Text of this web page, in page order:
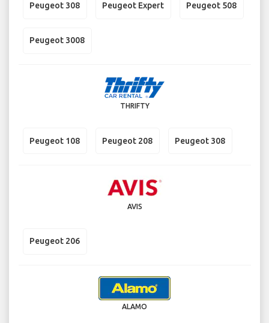
Peugeot 308 Peugeot Expert Peugeot 508
Peugeot 3008
THRIFTY
Peugeot 108 Peugeot 208 Peugeot 308
AVIS
Peugeot 206
ALAMO